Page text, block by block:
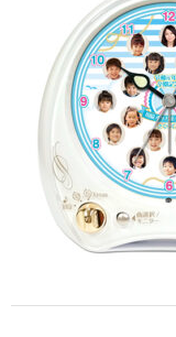
目覚まし時計(集合
メロディ時計(集合)
音声時計(集合)
目覚まし時計(個別)
お絵かきギャラリ